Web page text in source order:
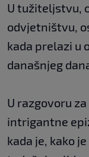
U tužiteljstvu,
odvjetništvu,
kada prelazi u
današnjeg
U razgovoru za
intrigantne
kada je, kako